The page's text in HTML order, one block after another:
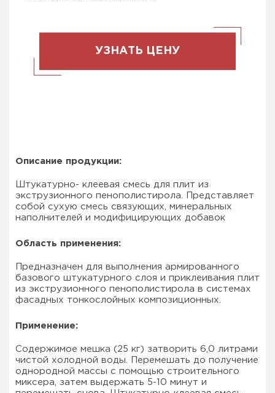
УЗНАТЬ ЦЕНУ
Описание продукции:
Штукатурно- клеевая смесь для плит из
экструзионного пенополистирола. Представляет
собой сухую смесь связующих, минеральных
наполнителей и модифицирующих добавок
Область применения:
Предназначен для выполнения армированного
базового штукатурного слоя и приклеивания плит
из экструзионного пенополистирола в системах
фасадных тонкослойных композиционных.
Применение:
Содержимое мешка (25 кг) затворить 6,0 литрами
чистой холодной воды. Перемешать до получение
однородной массы с помощью строительного
миксера, затем выдержать 5-10 минут и